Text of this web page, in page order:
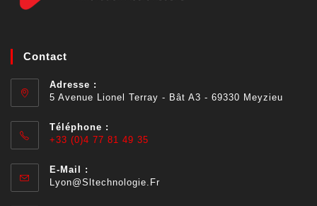
Contact
Adresse :
5 Avenue Lionel Terray - Bât A3 - 69330 Meyzieu
Téléphone :
+33 (0)4 77 81 49 35
E-Mail :
Lyon@sltechnologie.fr